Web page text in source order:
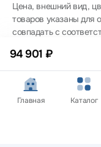
94 901 ₽
Цена, внешний вид,
товаров указаны для
совпадать с
товаров -
оформлении заказа.
©
Главная Каталог